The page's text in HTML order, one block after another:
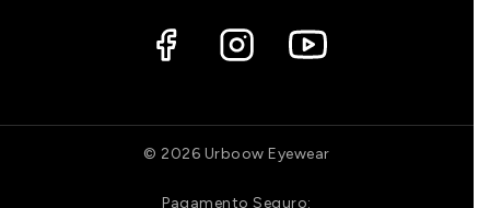
© 2026 Urboow Eyewear
Pagamento Seguro: